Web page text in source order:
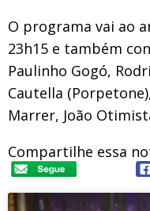
O programa vai ao
23h15 e também
Paulinho Gogó,
Cautella
Marrer, João
Compartilhe essa